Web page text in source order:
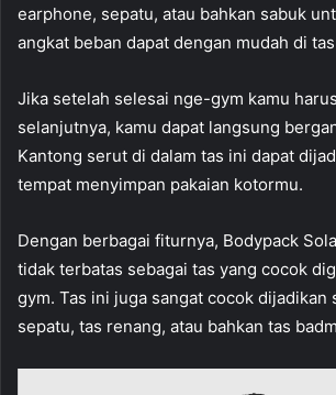
earphone, sepatu, atau bahkan sabuk
angkat beban dapat dengan mudah di
Jika setelah selesai nge-gym kamu
selanjutnya, kamu dapat langsung
Kantong serut di dalam tas ini dapat
tempat menyimpan pakaian kotormu.
Dengan berbagai fiturnya, Bodypack
tidak terbatas sebagai tas yang cocok
gym. Tas ini juga sangat cocok dijadikan
sepatu, tas renang, atau bahkan tas